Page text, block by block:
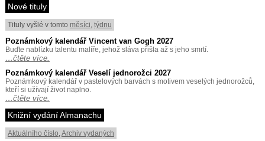
Nové tituly
Tituly vyšlé v tomto měsíci, týdnu
Poznámkový kalendář Vincent van Gogh 2027
Buďte nablízku talentu malíře, jehož sláva přišla až s jeho smrtí.
…čtěte více.
Poznámkový kalendář Veselí jednorožci 2027
Poznámkový kalendář v pastelových barvách s motivem veselých jednorožců,
kteří si užívají život naplno.
…čtěte více.
Knižní vydání Almanachu
Aktuálního číslo,Archiv vydaných